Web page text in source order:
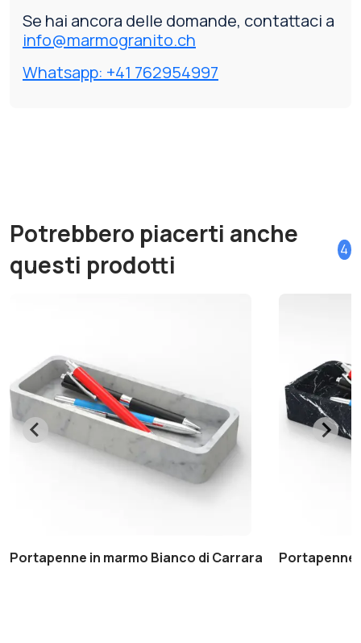
Se hai ancora delle domande, contattaci a
info@marmogranito.ch
Whatsapp: +41 762954997
Potrebbero piacerti anche
questi prodotti
4
Portapenne in marmo Bianco di Carrara Portapenne